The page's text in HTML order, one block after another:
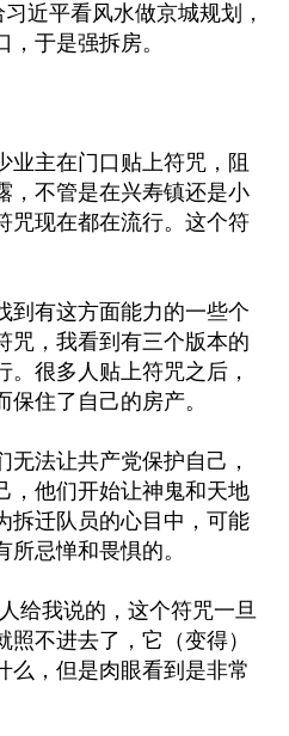
近平看风水做京城规划，
于是强拆房。
业主在门口贴上符咒，阻
，不管是在兴寿镇还是小
咒现在都在流行。这个符
到有这方面能力的一些个
咒，我看到有三个版本的
很多人贴上符咒之后，
住了自己的房产。
法让共产党保护自己，
，他们开始让神鬼和天地
拆迁队员的心目中，可能
忌惮和畏惧的。
给我说的，这个符咒一旦
不进去了，它（变得）
么，但是肉眼看到是非常